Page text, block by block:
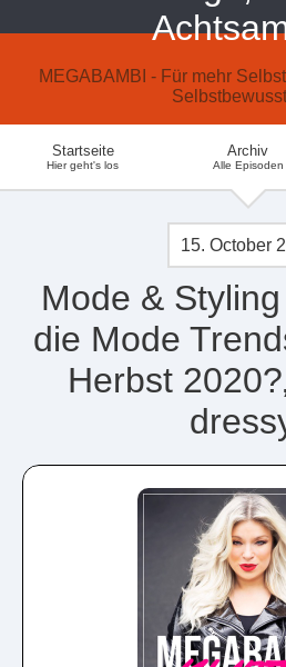
MEGABAMBI - Für mehr
Startseite
Hier geht's los
Archiv
Alle Episoden
15. October
Mode &
die Mode
Herbst